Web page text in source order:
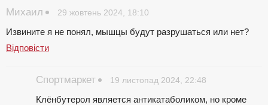
Михаил 29 жовтень 2024, 18:10
Извините я не понял, мышцы будут разрушаться или нет?
Відповісти
Спортмаркет 19 листопад 2024, 22:48
Клёнбутерол является антикатаболиком, но кроме